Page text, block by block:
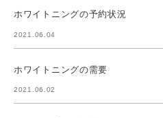
ホワイトニングの予約状況
2021.06.04
ホワイトニングの需要
2021.06.02